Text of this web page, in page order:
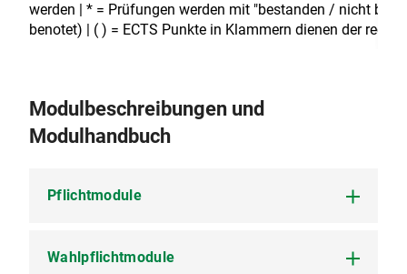
werden | * = Prüfungen werden mit "bestanden / nicht
benotet) | ( ) = ECTS Punkte in Klammern dienen der
Modulbeschreibungen und
Modulhandbuch
Pflichtmodule
P 1 Basismodul Einführung in die Empirische
Wahlpflichtmodule